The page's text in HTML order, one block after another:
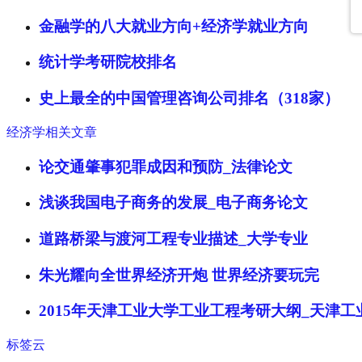
金融学的八大就业方向+经济学就业方向
统计学考研院校排名
史上最全的中国管理咨询公司排名（318家）
经济学相关文章
论交通肇事犯罪成因和预防_法律论文
浅谈我国电子商务的发展_电子商务论文
道路桥梁与渡河工程专业描述_大学专业
朱光耀向全世界经济开炮 世界经济要玩完
2015年天津工业大学工业工程考研大纲_天津工
标签云